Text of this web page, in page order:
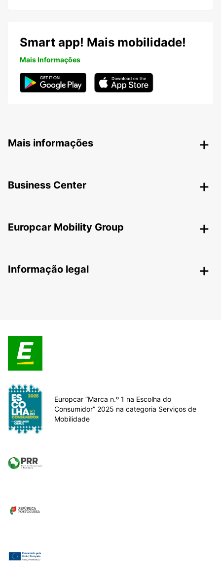
Smart app! Mais mobilidade!
Mais Informações
Mais informações
Business Center
Europcar Mobility Group
Informação legal
Europcar “Marca n.º 1 na Escolha do
Consumidor” 2025 na categoria Serviços de
Mobilidade